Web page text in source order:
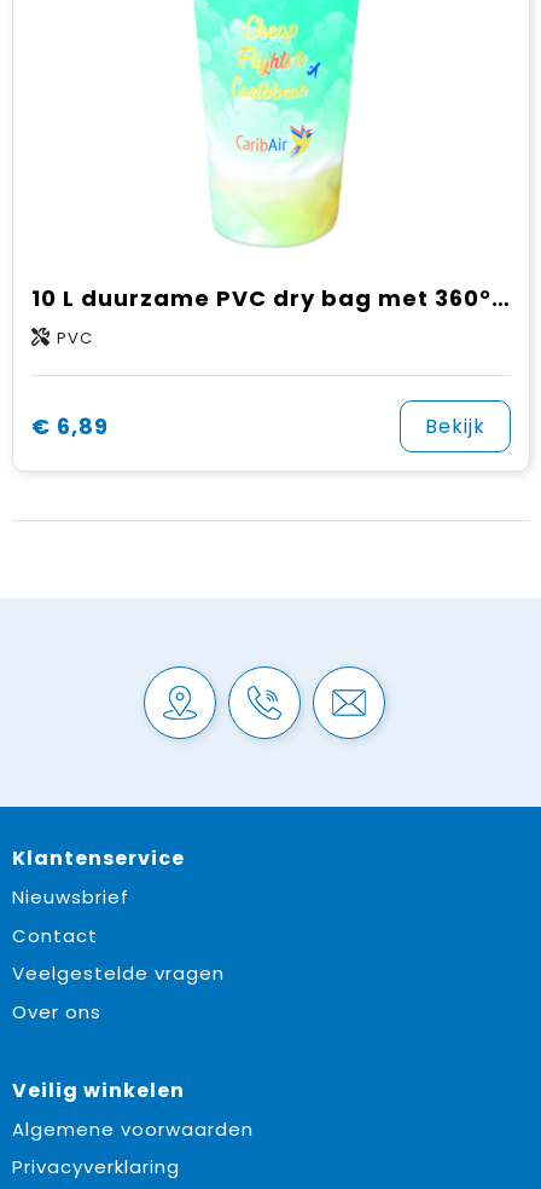
10 L duurzame PVC dry bag met 360° design
PVC
€ 6,89 Bekijk
Klantenservice
Nieuwsbrief
Contact
Veelgestelde vragen
Over ons
Veilig winkelen
Algemene voorwaarden
Privacyverklaring